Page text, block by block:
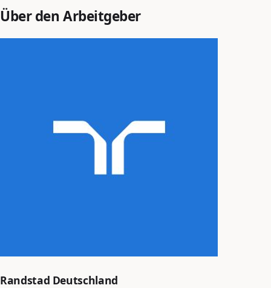
Über den Arbeitgeber
Randstad Deutschland